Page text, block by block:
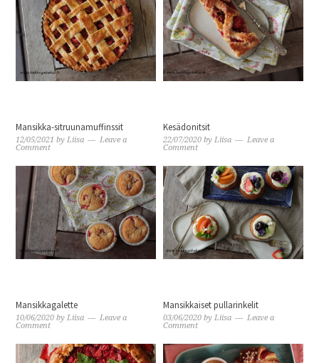
Mansikka-sitruunamuffinssit
12/05/2021 byLiisa
Leave a
Comment
Kesädonitsit
22/07/2020 byLiisa
Leave a
Comment
Mansikkagalette
10/06/2020 byLiisa
Leave a
Comment
Mansikkaiset pullarinkelit
03/06/2020 byLiisa
Leave a
Comment